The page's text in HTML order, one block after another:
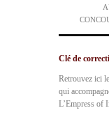
Clé de
Retrouvez ici
qui
L’Empress of